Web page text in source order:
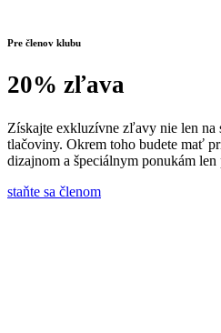
Pre členov klubu
20% zľava
Získajte exkluzívne zľavy nie len na
tlačoviny. Okrem toho budete mať
dizajnom a špeciálnym ponukám len
staňte sa členom